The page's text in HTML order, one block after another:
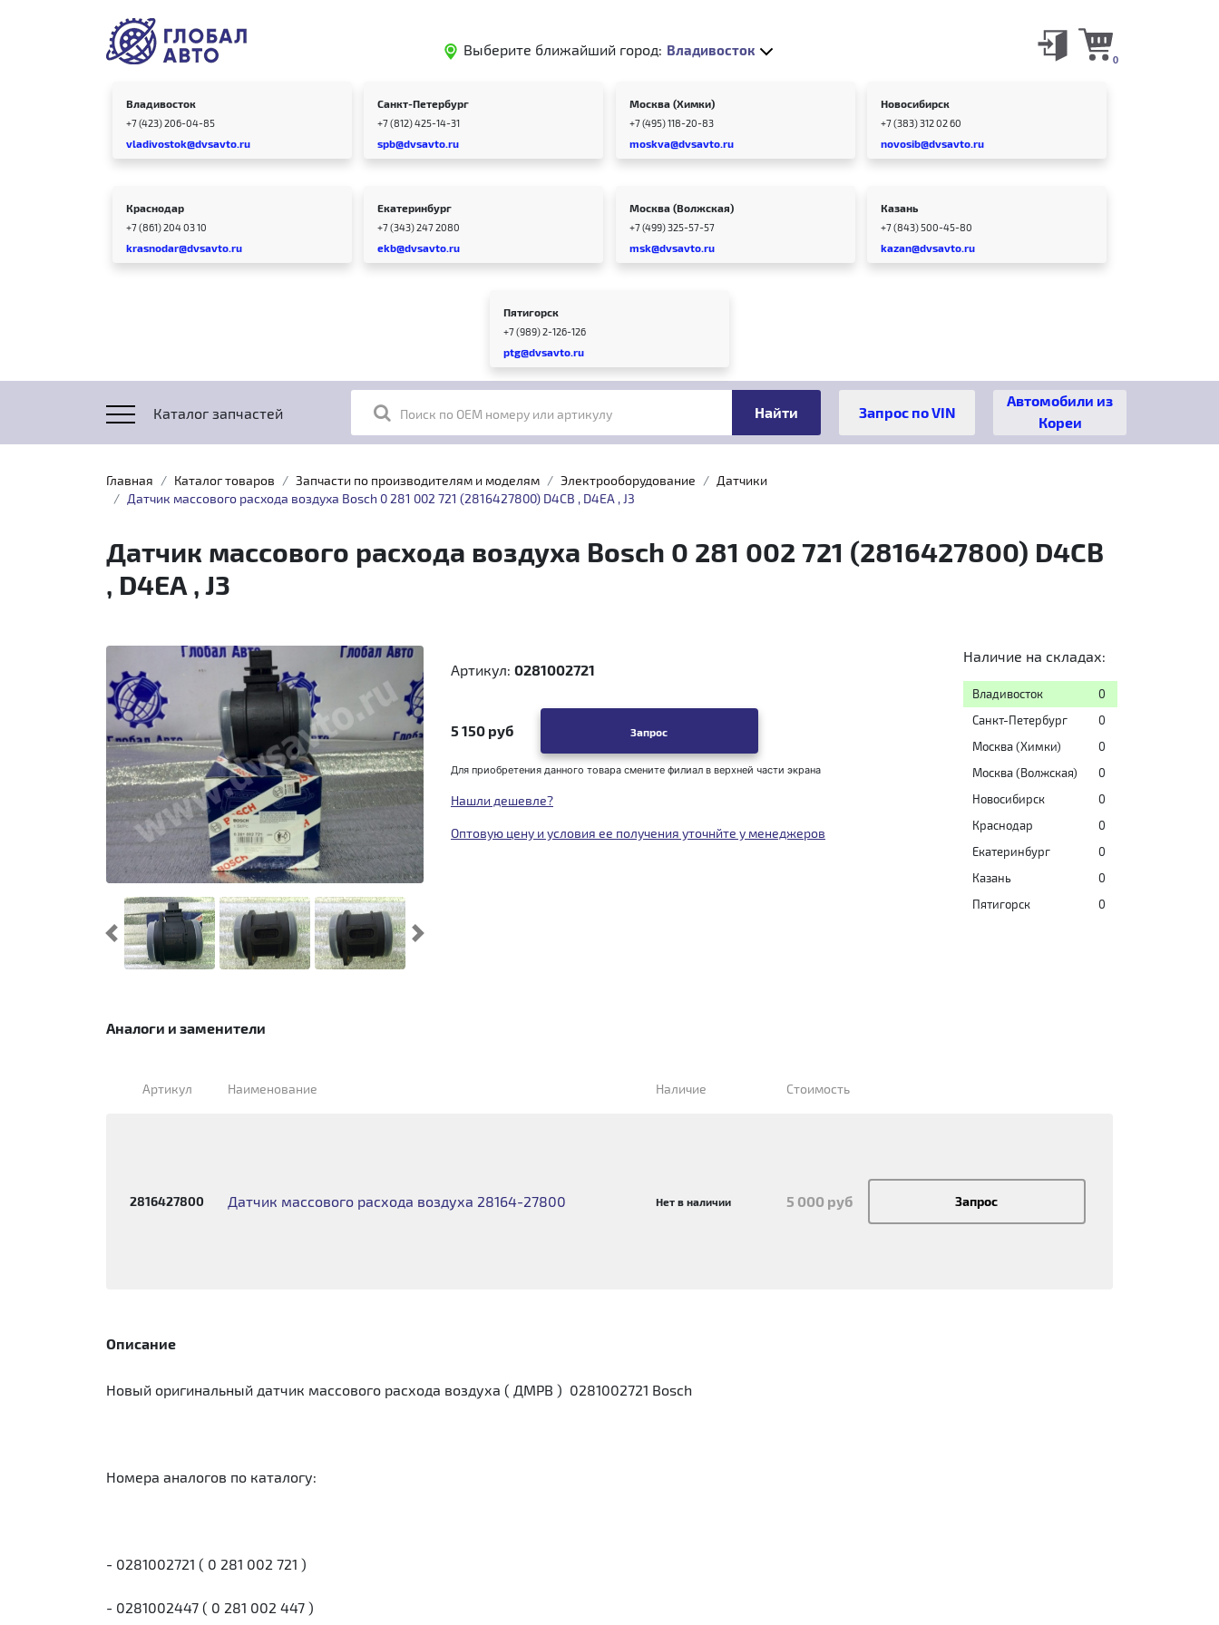
Выберите ближайший город: Владивосток
0
Владивосток
+7 (423) 206-04-85
vladivostok@dvsavto.ru
Санкт-Петербург
+7 (812) 425-14-31
spb@dvsavto.ru
Москва (Химки)
+7 (495) 118-20-83
moskva@dvsavto.ru
Новосибирск
+7 (383) 312 02 60
novosib@dvsavto.ru
Краснодар
+7 (861) 204 03 10
krasnodar@dvsavto.ru
Екатеринбург
+7 (343) 247 2080
ekb@dvsavto.ru
Москва (Волжская)
+7 (499) 325-57-57
msk@dvsavto.ru
Казань
+7 (843) 500-45-80
kazan@dvsavto.ru
Пятигорск
+7 (989) 2-126-126
ptg@dvsavto.ru
Каталог запчастей Поиск по OEM номеру или артикулу
Автомобили из
Кореи
Главная Каталог товаров Запчасти по производителям и моделям Электрооборудование
Датчики
Датчик массового расхода воздуха Bosch 0 281 002 721 (2816427800) D4CB , D4EA , J3
Датчик массового расхода воздуха Bosch 0 281 002 721 (2816427800) D4CB
, D4EA , J3
Предыдущий Cледующий
Артикул: 0281002721
5 150 руб Запрос
Для приобретения данного товара смените филиал в верхней части экрана
Нашли дешевле?
Оптовую цену и условия ее получения уточнйте у менеджеров
Наличие на складах:
Владивосток
0
Санкт-Петербург
0
Москва (Химки)
0
Москва (Волжская)
0
Новосибирск
0
Краснодар
0
Екатеринбург
0
Казань
0
Пятигорск
0
Аналоги и заменители
Артикул Наименование Наличие Стоимость
2816427800 Датчик массового расхода воздуха 28164-27800 Нет в наличии 5 000 руб Запрос
Описание
Новый оригинальный датчик массового расхода воздуха ( ДМРВ ) 0281002721 Bosch
Номера аналогов по каталогу:
- 0281002721 ( 0 281 002 721 )
- 0281002447 ( 0 281 002 447 )